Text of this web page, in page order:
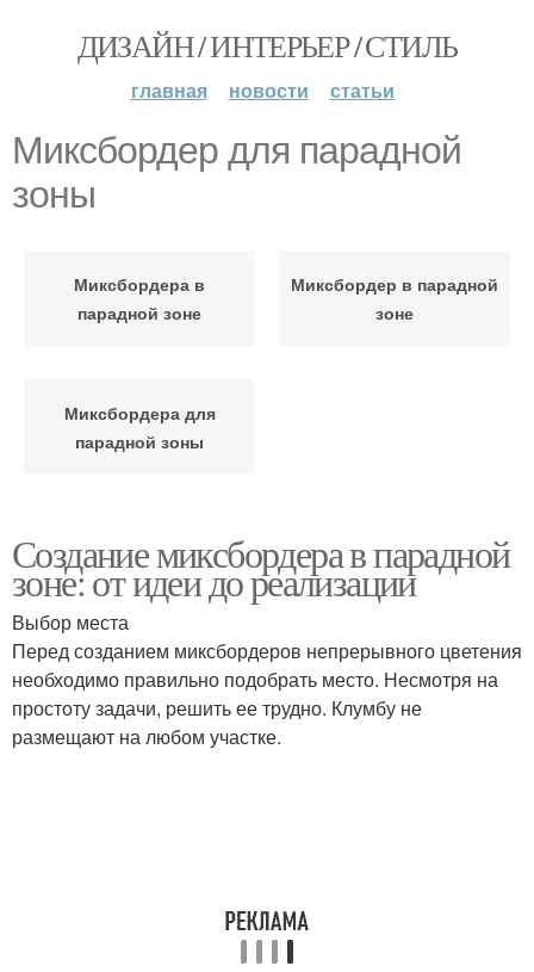
ДИЗАЙН / ИНТЕРЬЕР / СТИЛЬ
главная новости статьи
Миксбордер для парадной
зоны
Миксбордера в
парадной зоне
Миксбордер в парадной
зоне
Миксбордера для
парадной зоны
Создание миксбордера в парадной
зоне: от идеи до реализации
Выбор места
Перед созданием миксбордеров непрерывного цветения
необходимо правильно подобрать место. Несмотря на
простоту задачи, решить ее трудно. Клумбу не
размещают на любом участке.